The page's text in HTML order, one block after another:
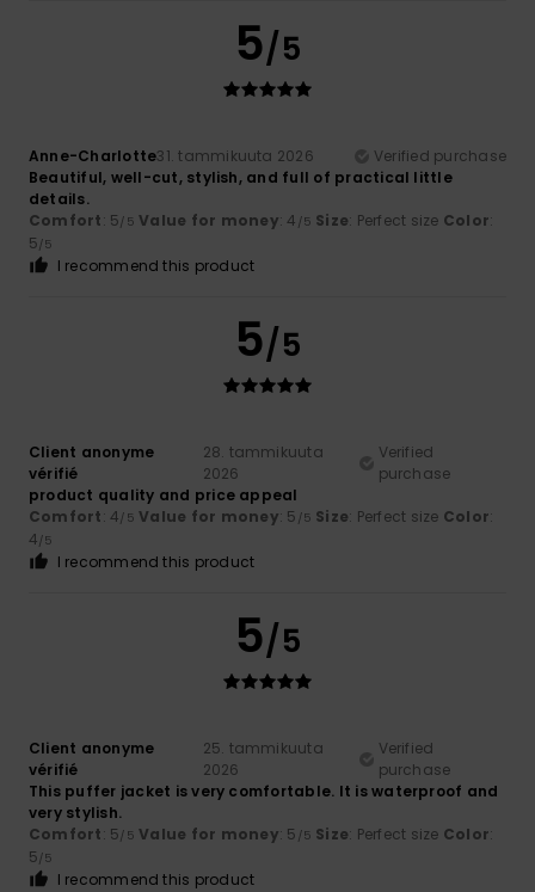
5/5
Anne-Charlotte31. tammikuuta 2026
Verified purchase
Beautiful, well-cut, stylish, and full of practical little
details.
Comfort: 5/5 Value for money: 4 /5 Size: Perfect size Color:
5/5
I recommend this product
5/5
Client anonyme
vérifié
28. tammikuuta
2026
Verified
purchase
product quality and price appeal
Comfort: 4/5 Value for money: 5 /5 Size: Perfect size Color:
4/5
I recommend this product
5/5
Client anonyme
vérifié
25. tammikuuta
2026
Verified
purchase
This puffer jacket is very comfortable. It is waterproof and
very stylish.
Comfort: 5/5 Value for money: 5 /5 Size: Perfect size Color:
5/5
I recommend this product